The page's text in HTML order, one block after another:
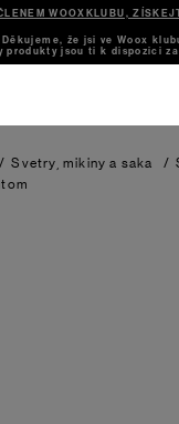
WOOXKLUBU,
Děkujeme, že jsi ve Woox
produkty jsou ti k dispozici
/ Svetry, mikiny a saka /